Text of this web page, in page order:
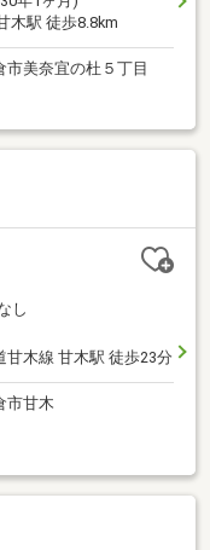
木駅 徒歩8.8km
市美奈宜の杜５丁目
し
甘木線 甘木駅 徒歩23分
市甘木